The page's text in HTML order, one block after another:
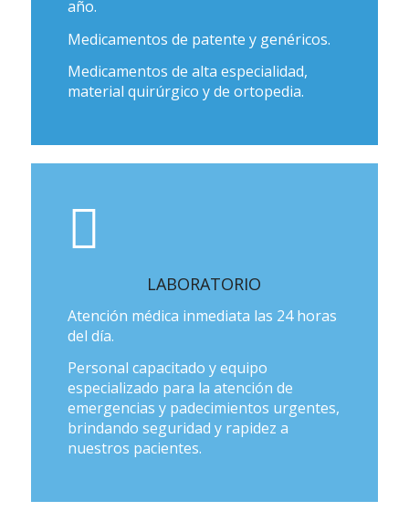
año.
Medicamentos de patente y genéricos.
Medicamentos de alta especialidad,
material quirúrgico y de ortopedia.
LABORATORIO
Atención médica inmediata las 24 horas
del día.
Personal capacitado y equipo
especializado para la atención de
emergencias y padecimientos urgentes,
brindando seguridad y rapidez a
nuestros pacientes.